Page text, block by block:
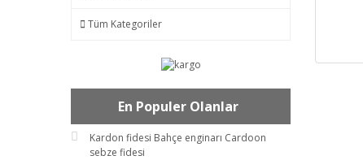
Tüm Kategoriler
En Populer Olanlar
Kardon fidesi Bahçe enginarı Cardoon
sebze fidesi